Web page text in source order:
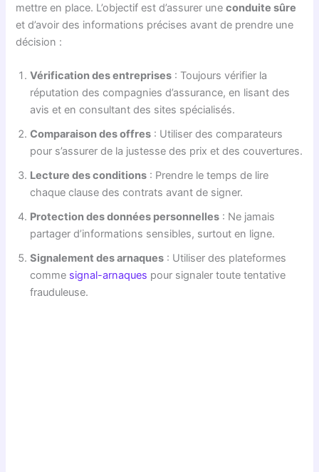
mettre en place. L’objectif est d’assurer uneconduite sûre
et d’avoir des informations précises avant de prendre une
décision :
Vérification des entreprises : Toujours vérifier la
réputation des compagnies d’assurance, en lisant des
avis et en consultant des sites spécialisés.
Comparaison des offres : Utiliser des comparateurs
pour s’assurer de la justesse des prix et des couvertures.
Lecture des conditions : Prendre le temps de lire
chaque clause des contrats avant de signer.
Protection des données personnelles : Ne jamais
partager d’informations sensibles, surtout en ligne.
Signalement des arnaques : Utiliser des plateformes
comme signal-arnaques pour signaler toute tentative
frauduleuse.